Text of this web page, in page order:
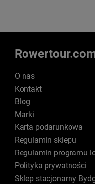
O nas
Kontakt
Blog
Marki
Karta podarunkowa
Regulamin sklepu
Regulamin programu
Polityka prywatności
Sklep stacjonarny